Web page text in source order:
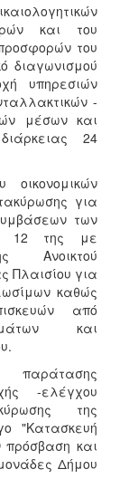
και του
του
διαγωνισμού
υπηρεσιών
-
μέσων και
24
για
των
12 της με
Ανοικτού
Πλαισίου για
καθώς
από
και
παράτασης
-ελέγχου
της
"Κατασκευή
και
Δήμου